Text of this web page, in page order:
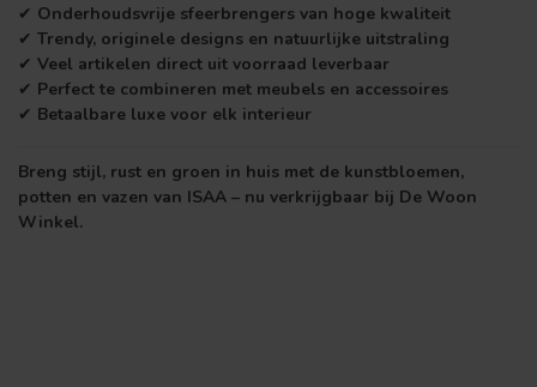
✔ Onderhoudsvrije sfeerbrengers van hoge kwaliteit
✔ Trendy, originele designs en natuurlijke uitstraling
✔ Veel artikelen direct uit voorraad leverbaar
✔ Perfect te combineren met meubels en accessoires
✔ Betaalbare luxe voor elk interieur
Breng stijl, rust en groen in huis met de kunstbloemen,
potten en vazen van ISAA – nu verkrijgbaar bij De Woon
Winkel.